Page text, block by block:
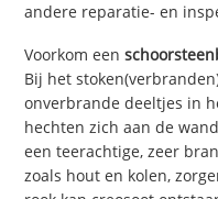
andere reparatie- en
Voorkom een
Bij het
onverbrande deeltjes in
hechten zich aan de
een teerachtige, zeer
zoals hout en kolen,